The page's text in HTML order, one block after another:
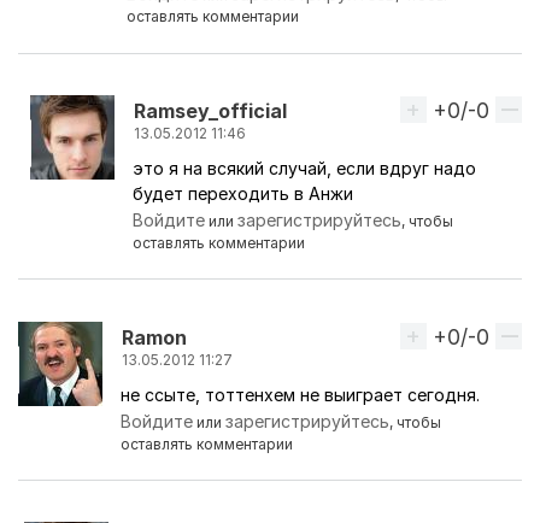
оставлять комментарии
Ramsey_official
13.05.2012 11:46
Ответ на комментарий пользователя
Вверх
+0/-0
это я на всякий случай, если вдруг надо
будет переходить в Анжи
Войдите илизарегистрируйтесь, чтобы
оставлять комментарии
Ramon
13.05.2012 11:27
Вверх
+0/-0
не ссыте, тоттенхем не выиграет сегодня.
Войдите илизарегистрируйтесь, чтобы
оставлять комментарии